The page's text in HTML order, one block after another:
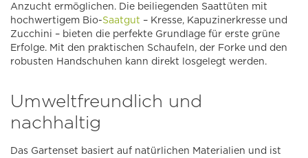
Anzucht ermöglichen. Die beiliegenden Saattüten mit
hochwertigem Bio-Saatgut – Kresse, Kapuzinerkresse und
Zucchini – bieten die perfekte Grundlage für erste grüne
Erfolge. Mit den praktischen Schaufeln, der Forke und den
robusten Handschuhen kann direkt losgelegt werden.
Umweltfreundlich und
nachhaltig
Das Gartenset basiert auf natürlichen Materialien und ist